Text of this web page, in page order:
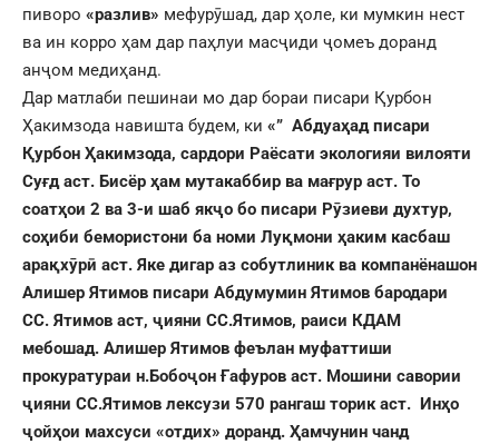
пиворо «разлив» мефурӯшад, дар ҳоле, ки мумкин нест
ва ин корро ҳам дар паҳлуи масҷиди ҷомеъ доранд
анҷом медиҳанд.
Дар матлаби пешинаи мо дар бораи писари Қурбон
Ҳакимзода навишта будем, ки «” Абдуаҳад писари
Қурбон Ҳакимзода, сардори Раёсати экологияи вилояти
Суғд аст. Бисёр ҳам мутакаббир ва мағрур аст. То
соатҳои 2 ва 3-и шаб якҷо бо писари Рӯзиеви духтур,
соҳиби бемористони ба номи Луқмони ҳаким касбаш
арақхӯрӣ аст. Яке дигар аз собутлиник ва компанёнашон
Алишер Ятимов писари Абдумумин Ятимов бародари
СС. Ятимов аст, ҷияни СС.Ятимов, раиси КДАМ
мебошад. Алишер Ятимов феълан муфаттиши
прокуратураи н.Бобоҷон Ғафуров аст. Мошини савории
ҷияни СС.Ятимов лексузи 570 рангаш торик аст. Инҳо
ҷойҳои махсуси «отдих» доранд. Ҳамчунин чанд